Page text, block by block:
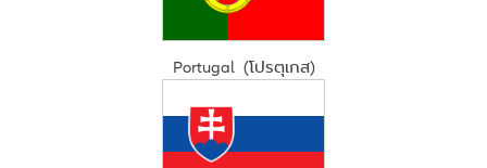
Portugal (โปรตุเกส)